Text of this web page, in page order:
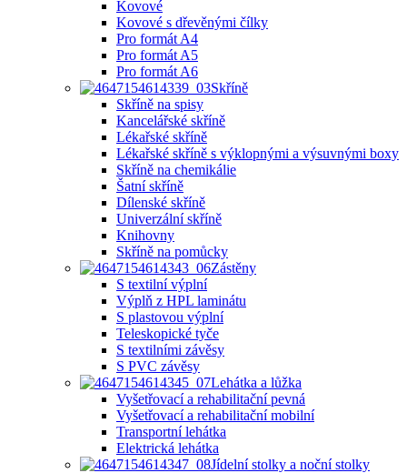
Kovové
Kovové s dřevěnými čílky
Pro formát A4
Pro formát A5
Pro formát A6
Skříně
Skříně na spisy
Kancelářské skříně
Lékařské skříně
Lékařské skříně s výklopnými a výsuvnými boxy
Skříně na chemikálie
Šatní skříně
Dílenské skříně
Univerzální skříně
Knihovny
Skříně na pomůcky
Zástěny
S textilní výplní
Výplň z HPL laminátu
S plastovou výplní
Teleskopické tyče
S textilními závěsy
S PVC závěsy
Lehátka a lůžka
Vyšetřovací a rehabilitační pevná
Vyšetřovací a rehabilitační mobilní
Transportní lehátka
Elektrická lehátka
Jídelní stolky a noční stolky